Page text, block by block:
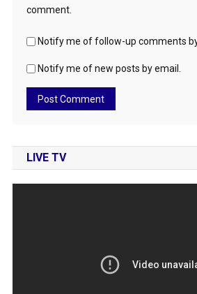
comment.
Notify me of follow-up comments
Notify me of new posts by email.
LIVE TV